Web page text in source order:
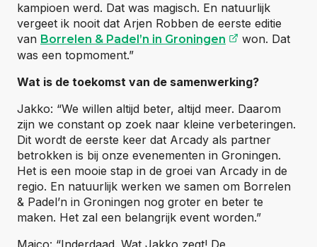
kampioen werd. Dat was magisch. En natuurlijk
vergeet ik nooit dat Arjen Robben de eerste editie
van Borrelen & Padel’n in Groningen (opent
won. Dat
was een topmoment.”
Wat is de toekomst van de samenwerking?
Jakko: “We willen altijd beter, altijd meer. Daarom
zijn we constant op zoek naar kleine verbeteringen.
Dit wordt de eerste keer dat Arcady als partner
betrokken is bij onze evenementen in Groningen.
Het is een mooie stap in de groei van Arcady in de
regio. En natuurlijk werken we samen om Borrelen
& Padel’n in Groningen nog groter en beter te
maken. Het zal een belangrijk event worden.”
Maico: “Inderdaad. Wat Jakko zegt! De